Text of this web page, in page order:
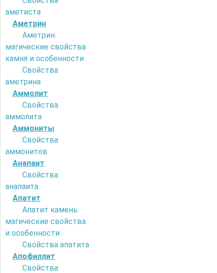
аметиста
Аметрин
Аметрин:
магические свойства
камня и особенности
Свойства
аметрина
Аммолит
Свойства
аммолита
Аммониты
Свойства
аммонитов
Анапаит
Свойства
анапаита
Апатит
Апатит камень:
магические свойства
и особенности
Свойства апатита
Апофиллит
Свойства